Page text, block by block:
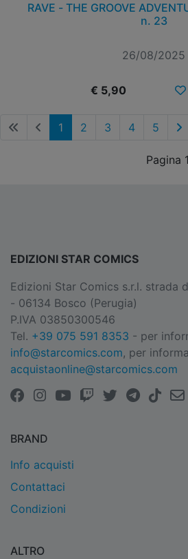
RAVE - THE GROOVE
n. 23
26/08/2025
€ 5,90
1 2 3 4 5
Pagina
EDIZIONI STAR COMICS
Edizioni Star Comics s.r.l. strada
- 06134 Bosco (Perugia)
P.IVA 03850300546
Tel. +39 075 591 8353 - per
info@starcomics.com, per
acquistaonline@starcomics.com
BRAND
Info acquisti
Contattaci
Condizioni
ALTRO